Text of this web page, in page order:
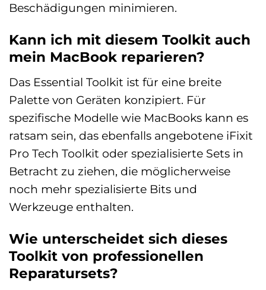
Beschädigungen minimieren.
Kann ich mit diesem Toolkit auch
mein MacBook reparieren?
Das Essential Toolkit ist für eine breite
Palette von Geräten konzipiert. Für
spezifische Modelle wie MacBooks kann es
ratsam sein, das ebenfalls angebotene iFixit
Pro Tech Toolkit oder spezialisierte Sets in
Betracht zu ziehen, die möglicherweise
noch mehr spezialisierte Bits und
Werkzeuge enthalten.
Wie unterscheidet sich dieses
Toolkit von professionellen
Reparatursets?